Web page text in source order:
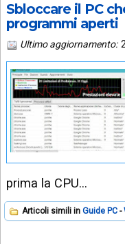
Sbloccare il PC
programmi aperti
Ultimo aggiornamento:
prima la CPU…
Articoli simili in Guide PC